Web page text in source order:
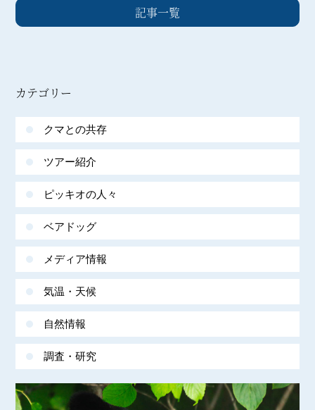
記事一覧
カテゴリー
クマとの共存
ツアー紹介
ピッキオの人々
ベアドッグ
メディア情報
気温・天候
自然情報
調査・研究